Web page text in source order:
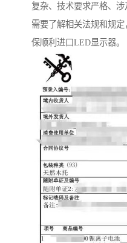
复杂、技术要求严格、
需要了解相关法规和规
保顺利进口LED显示器。